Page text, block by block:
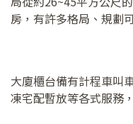
房，有許多格局、規劃
大廈櫃台備有計程車叫
凍宅配暫放等各式服務